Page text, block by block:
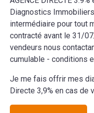
Diagnostics
intermédiaire pour tout
contracté avant le 31/
vendeurs nous
cumulable - conditions
Je me fais offrir mes
Directe 3,9% en cas de